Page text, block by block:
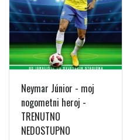
Neymar Júnior - moj
nogometni heroj -
TRENUTNO
NEDOSTUPNO